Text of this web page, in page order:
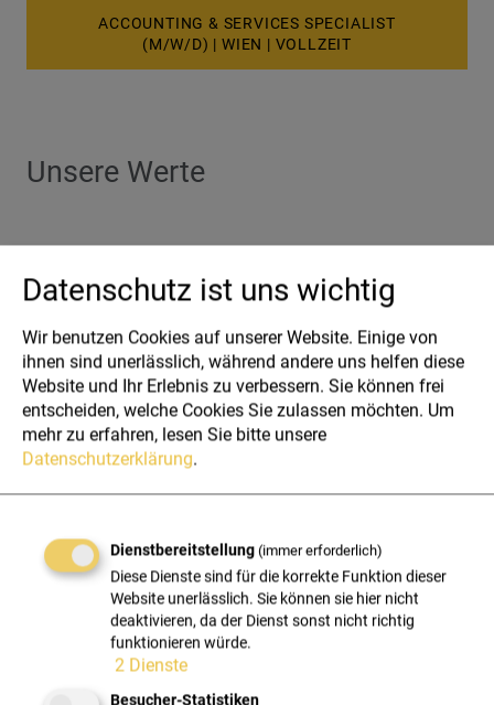
ACCOUNTING & SERVICES SPECIALIST
(M/W/D) | WIEN | VOLLZEIT
Unsere Werte
Innovation
Wir gestalten Zukunft mit neuen Ideen und Technologien.
Teamgeist
Zusammenarbeit ist unser größter Erfolgsfaktor.
Wachstum
Sicherheit
Wir stehen für Stabilität, Vertrauen und Verantwortung.
Karrieremöglichkeiten bei HXS
Datenschutz ist uns wichtig
Wir benutzen Cookies auf unserer Website. Einige von
ihnen sind unerlässlich, während andere uns helfen diese
Website und Ihr Erlebnis zu verbessern. Sie können frei
entscheiden, welche Cookies Sie zulassen möchten. Um
mehr zu erfahren, lesen Sie bitte unsere
Datenschutzerklärung.
Dienstbereitstellung (immer erforderlich)
Diese Dienste sind für die korrekte Funktion dieser
Website unerlässlich. Sie können sie hier nicht
deaktivieren, da der Dienst sonst nicht richtig
funktionieren würde.
2 Dienste
Besucher-Statistiken